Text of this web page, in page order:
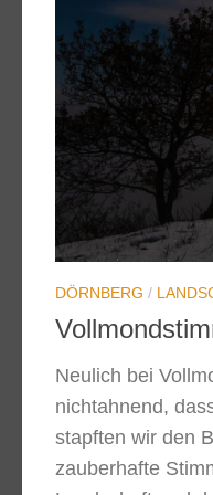
DÖRNBERG /
Neulich bei
nichtahnend,
stapften wir den
zauberhafte